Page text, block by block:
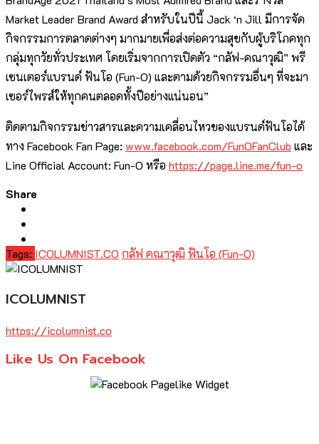
Market Leader Brand Award สำหรับในปีนี้ Jack ‘n Jill มีการจัด
กิจกรรมการตลาดต่างๆ มากมายเพื่อส่งต่อความสุขกับผู้บริโภคทุก
กลุ่มทุกวัยทั่วประเทศ โดยเริ่มจากการเปิดตัว “กลัฟ-คณาวุฒิ” พรี
เซนเตอร์แบรนด์ ฟันโอ (Fun-O) และตามด้วยกิจกรรมอื่นๆ ที่จะมา
เซอร์ไพรส์ให้ทุกคนตลอดทั้งปีอย่างแน่นอน”
ติดตามกิจกรรมข่าวสารและความเคลื่อนไหวของแบรนด์ฟันโอได้
ทาง Facebook Fan Page: www.facebook.com/FunOFanClub และ
Line Official Account: Fun-O หรือhttps://page.line.me/fun-o
Share
Tags: ICOLUMNIST.CO กลัฟ คณาวุฒิ ฟันโอ (Fun-O)
ICOLUMNIST
https://icolumnist.co
Like Us On Facebook